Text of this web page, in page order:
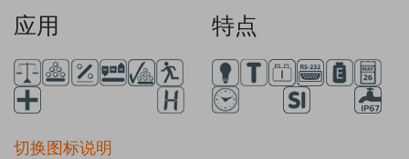
应用 特点
切换图标说明